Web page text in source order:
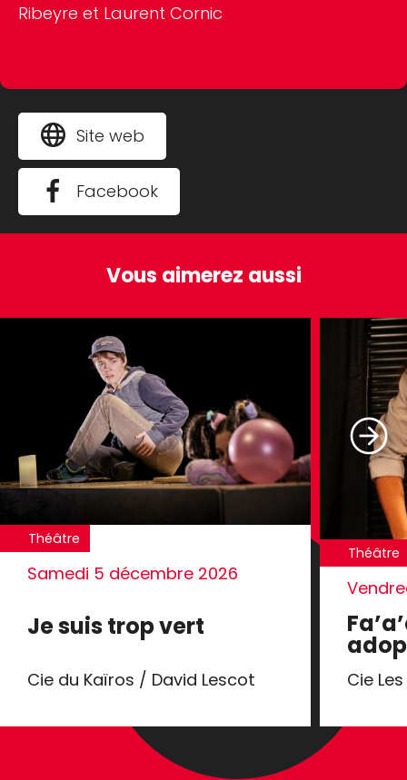
Ribeyre et Laurent Cornic
Site web
Facebook
Vous aimerez aussi
Théâtre
Samedi 5 décembre 2026
Je suis trop vert
Cie du Kaïros / David Lescot
Théâtre
Cie